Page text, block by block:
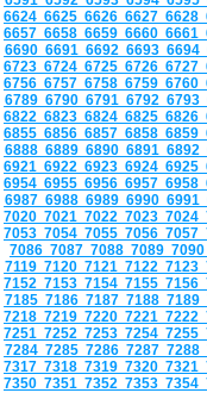
6624 6625 6626 6627 6628
6657 6658 6659 6660 6661
6690 6691 6692 6693 6694
6723 6724 6725 6726 6727
6756 6757 6758 6759 6760
6789 6790 6791 6792 6793
6822 6823 6824 6825 6826
6855 6856 6857 6858 6859
6888 6889 6890 6891 6892
6921 6922 6923 6924 6925
6954 6955 6956 6957 6958
6987 6988 6989 6990 6991
7020 7021 7022 7023 7024
7053 7054 7055 7056 7057
7086 7087 7088 7089 7090
7119 7120 7121 7122 7123
7152 7153 7154 7155 7156
7185 7186 7187 7188 7189
7218 7219 7220 7221 7222
7251 7252 7253 7254 7255
7284 7285 7286 7287 7288
7317 7318 7319 7320 7321
7350 7351 7352 7353 7354